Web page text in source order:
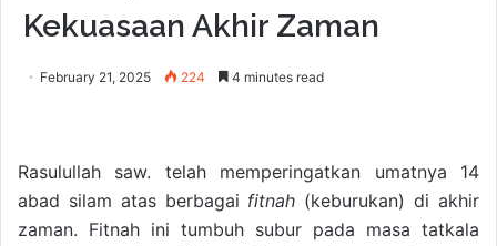
Kekuasaan Akhir Zaman
February 21, 2025 224 4 minutes read
Rasulullah saw. telah memperingatkan umatnya 14
abad silam atas berbagai fitnah (keburukan) di akhir
zaman. Fitnah ini tumbuh subur pada masa tatkala